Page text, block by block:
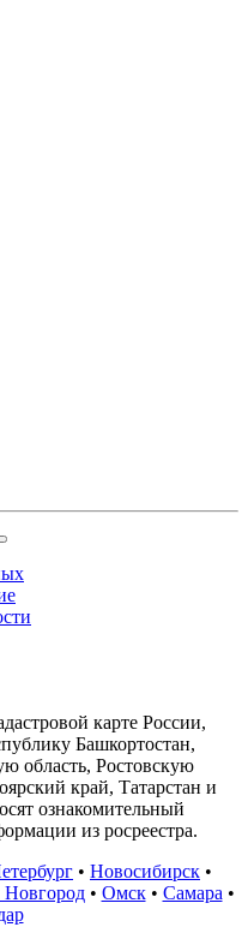
карте России,
Башкортостан,
область, Ростовскую
край, Татарстан и
ознакомительный
из росреестра.
• Новосибирск •
• Омск• Самара •